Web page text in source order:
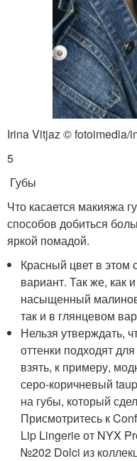
Irina Vitjaz © fotoimedia/
5
Губы
Что касается макияжа
способов добиться
яркой помадой.
Красный цвет в
вариант. Так же, как
насыщенный
так и в глянцевом
Нельзя утверждать,
оттенки подходят
взять, к примеру,
серо-коричневый
на губы, который
Присмотритесь к
Lip Lingerie от NYX
№202 Dolci из